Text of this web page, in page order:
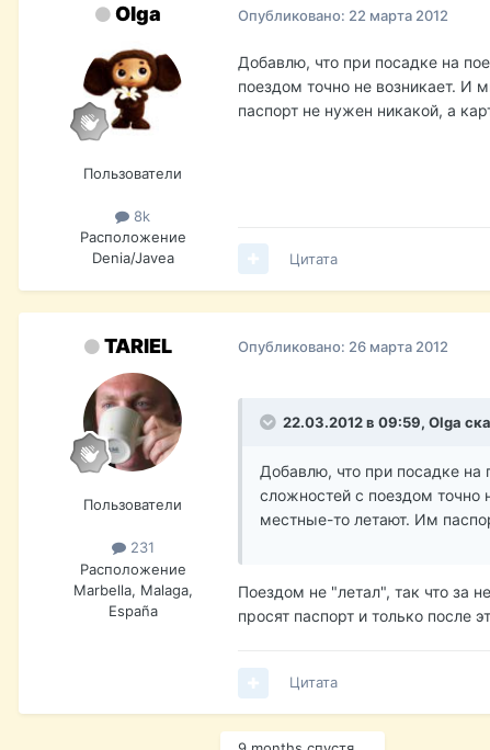
Olga
Пользователи
8k
Расположение
Denia/Javea
Опубликовано: 22 марта 2012
Добавлю, что при посадке на
поездом точно не возникает. И
паспорт не нужен никакой, а
Цитата
TARIEL
Пользователи
231
Расположение
Marbella, Malaga,
España
Опубликовано: 26 марта 2012
22.03.2012 в 09:59, Olga
Добавлю, что при посадке на
сложностей с поездом точно
местные-то летают. Им
Поездом не "летал", так что за
просят паспорт и только после
Цитата